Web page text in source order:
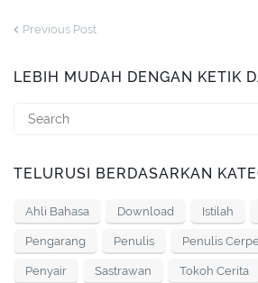
Previous Post
LEBIH MUDAH DENGAN KETIK
TELURUSI BERDASARKAN
Ahli Bahasa Download Istilah
Pengarang Penulis Penulis
Penyair Sastrawan Tokoh Cerita